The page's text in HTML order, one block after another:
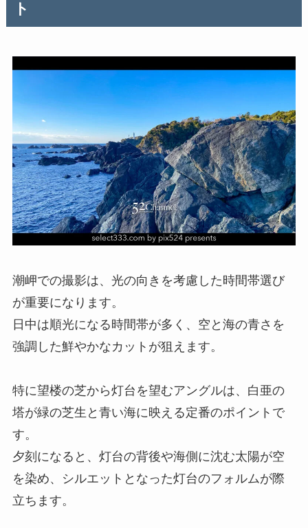
ト
潮岬での撮影は、光の向きを考慮した時間帯選び
が重要になります。
日中は順光になる時間帯が多く、空と海の青さを
強調した鮮やかなカットが狙えます。
特に望楼の芝から灯台を望むアングルは、白亜の
塔が緑の芝生と青い海に映える定番のポイントで
す。
夕刻になると、灯台の背後や海側に沈む太陽が空
を染め、シルエットとなった灯台のフォルムが際
立ちます。